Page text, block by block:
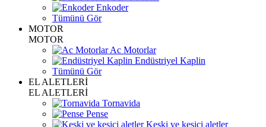
Enkoder
Tümünü Gör
MOTOR
MOTOR
Ac Motorlar
Endüstriyel Kaplin
Tümünü Gör
EL ALETLERİ
EL ALETLERİ
Tornavida
Pense
Keski ve kesici aletler